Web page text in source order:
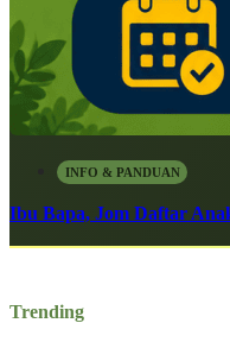
INFO & PANDUAN
Ibu Bapa, Jom Daftar
Trending